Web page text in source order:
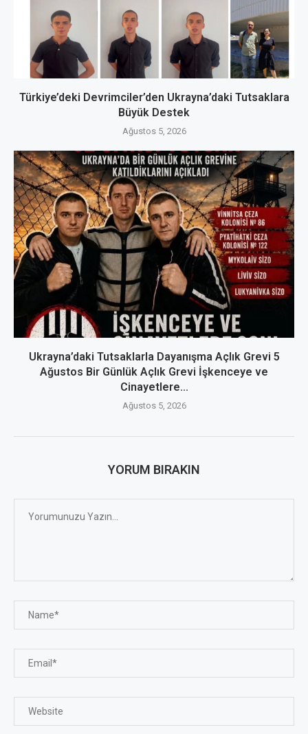
Türkiye’deki Devrimciler’den Ukrayna’daki Tutsaklara
Büyük Destek
Ağustos 5, 2026
Ukrayna’daki Tutsaklarla Dayanışma Açlık Grevi 5
Ağustos Bir Günlük Açlık Grevi İşkenceye ve
Cinayetlere...
Ağustos 5, 2026
YORUM BIRAKIN